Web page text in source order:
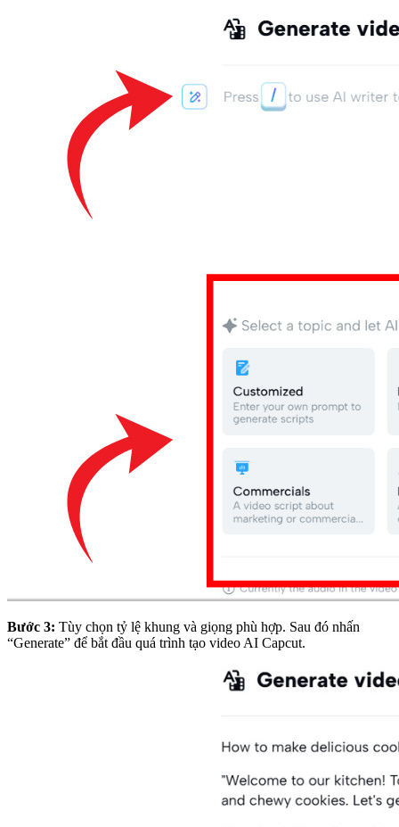
Bước 3: Tùy chọn tỷ lệ khung và giọng phù hợp. Sau đó nhấn
“Generate” để bắt đầu quá trình tạo video AI Capcut.